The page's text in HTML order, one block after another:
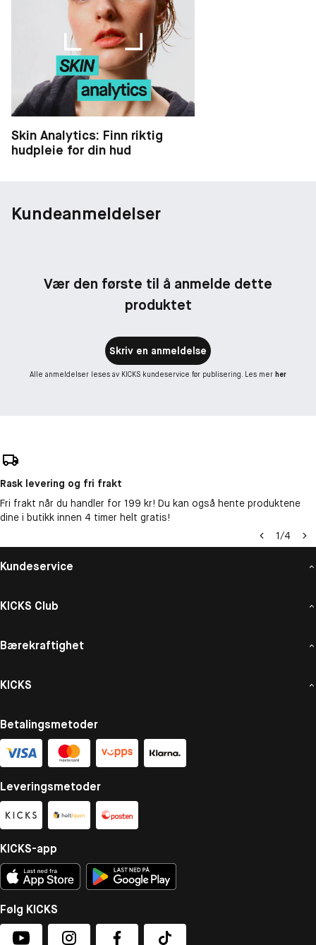
Skin Analytics: Finn riktig
hudpleie for din hud
Kundeanmeldelser
Vær den første til å anmelde dette
produktet
Skriv en anmeldelse
Alle anmeldelser leses av KICKS kundeservice før publisering. Les mer her
Rask levering og fri frakt
Fri frakt når du handler for 199 kr! Du kan også hente produktene
dine i butikk innen 4 timer helt gratis!
1/4
Kundeservice
KICKS Club
Bærekraftighet
KICKS
Betalingsmetoder
Leveringsmetoder
KICKS-app
Følg KICKS